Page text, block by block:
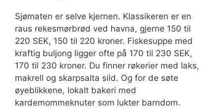
Sjømaten er selve kjernen. Klassikeren er en
raus rekesmørbrød ved havna, gjerne 150 til
220 SEK, 150 til 220 kroner. Fiskesuppe med
kraftig buljong ligger ofte på 170 til 230 SEK,
170 til 230 kroner. Du finner røkerier med laks,
makrell og skarpsalta sild. Og for de søte
øyeblikkene, lokalt bakeri med
kardemommeknuter som lukter barndom.